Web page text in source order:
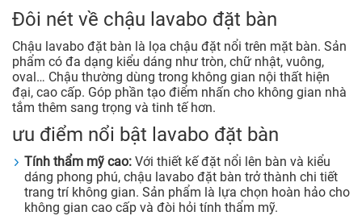
Đôi nét về chậu lavabo đặt bàn
Chậu lavabo đặt bàn là lọa chậu đặt nổi trên mặt bàn. Sản
phẩm có đa dạng kiểu dáng như tròn, chữ nhật, vuông,
oval… Chậu thường dùng trong không gian nội thất hiện
đại, cao cấp. Góp phần tạo điểm nhấn cho không gian nhà
tắm thêm sang trọng và tinh tế hơn.
ưu điểm nổi bật lavabo đặt bàn
Tính thẩm mỹ cao: Với thiết kế đặt nổi lên bàn và kiểu
dáng phong phú, chậu lavabo đặt bàn trở thành chi tiết
trang trí không gian. Sản phẩm là lựa chọn hoàn hảo cho
không gian cao cấp và đòi hỏi tính thẩm mỹ.